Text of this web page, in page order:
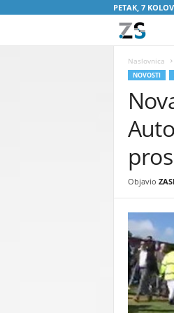
PETAK, 7
A
E
B
R
E
N
I
Naslovnica
NOVOSTI
Objavio